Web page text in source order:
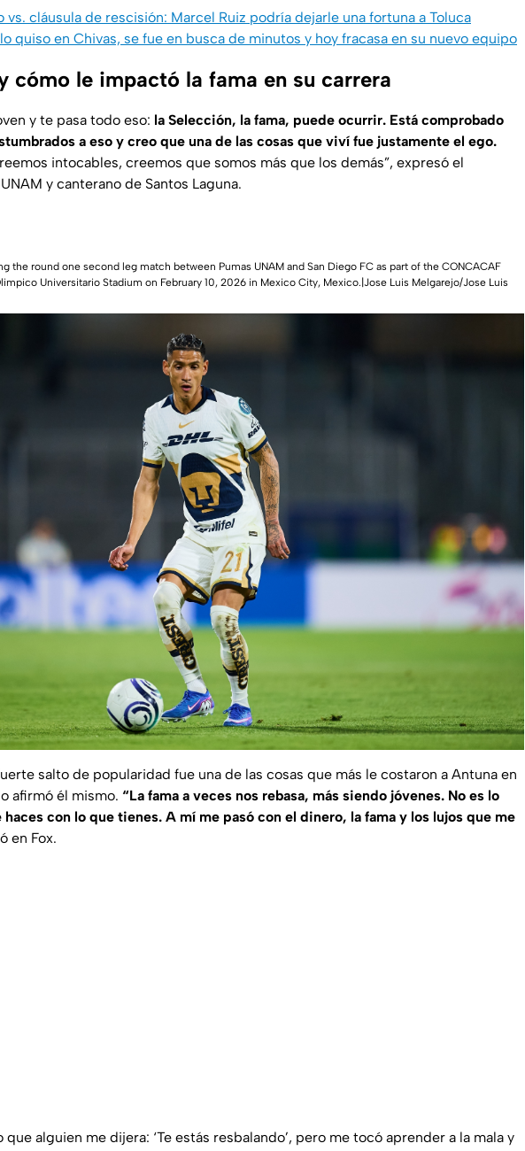
vs. cláusula de rescisión: Marcel Ruiz podría dejarle una fortuna a Toluca
quiso en Chivas, se fue en busca de minutos y hoy fracasa en su nuevo equipo
cómo le impactó la fama en su carrera
y te pasa todo eso: la Selección, la fama, puede ocurrir. Está comprobado
a eso y creo que una de las cosas que viví fue justamente el ego.
intocables, creemos que somos más que los demás”, expresó el
y canterano de Santos Laguna.
the round one second leg match between Pumas UNAM and San Diego FC as part of the CONCACAF
Universitario Stadium on February 10, 2026 in Mexico City, Mexico.|Jose Luis Melgarejo/Jose Luis
salto de popularidad fue una de las cosas que más le costaron a Antuna en
afirmó él mismo. “La fama a veces nos rebasa, más siendo jóvenes. No es lo
con lo que tienes. A mí me pasó con el dinero, la fama y los lujos que me
en Fox.
que alguien me dijera: ‘Te estás resbalando’, pero me tocó aprender a la mala y